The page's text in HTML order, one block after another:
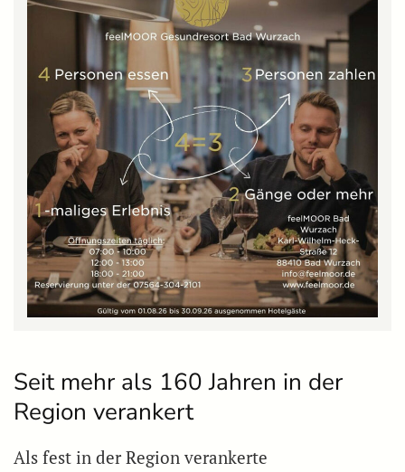
Seit mehr als 160 Jahren in der
Region verankert
Als fest in der Region verankerte